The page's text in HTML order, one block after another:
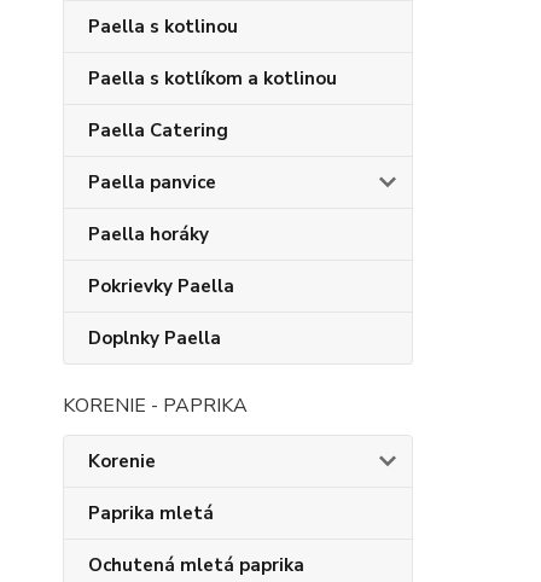
Paella s kotlinou
Paella s kotlíkom a kotlinou
Paella Catering
Paella panvice
Paella horáky
Pokrievky Paella
Doplnky Paella
KORENIE - PAPRIKA
Korenie
Paprika mletá
Ochutená mletá paprika